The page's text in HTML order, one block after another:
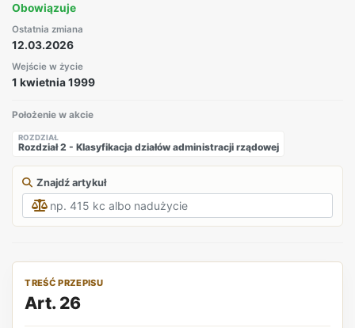
Obowiązuje
Ostatnia zmiana
12.03.2026
Wejście w życie
1 kwietnia 1999
Położenie w akcie
ROZDZIAŁ
Rozdział 2 - Klasyfikacja działów administracji rządowej
Znajdź artykuł
TREŚĆ PRZEPISU
Art. 26